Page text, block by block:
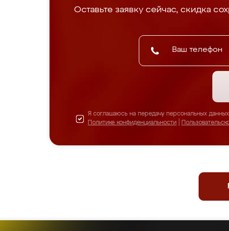
Оставьте заявку сейчас, скидка
Я соглашаюсь на передачу персональных
Политике конфиденциальности